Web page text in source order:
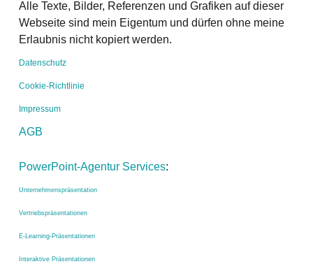
Alle Texte, Bilder, Referenzen und Grafiken auf dieser
Webseite sind mein Eigentum und dürfen ohne meine
Erlaubnis nicht kopiert werden.
Datenschutz
Cookie-Richtlinie
Impressum
AGB
PowerPoint-Agentur Services:
Unternehmenspräsentation
Vertriebspräsentationen
E-Learning-Präsentationen
Interaktive Präsentationen